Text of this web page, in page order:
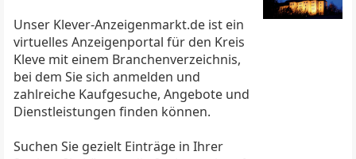
Unser Klever-Anzeigenmarkt.de ist ein
virtuelles Anzeigenportal für den Kreis
Kleve mit einem Branchenverzeichnis,
bei dem Sie sich anmelden und
zahlreiche Kaufgesuche, Angebote und
Dienstleistungen finden können.
Suchen Sie gezielt Einträge in Ihrer